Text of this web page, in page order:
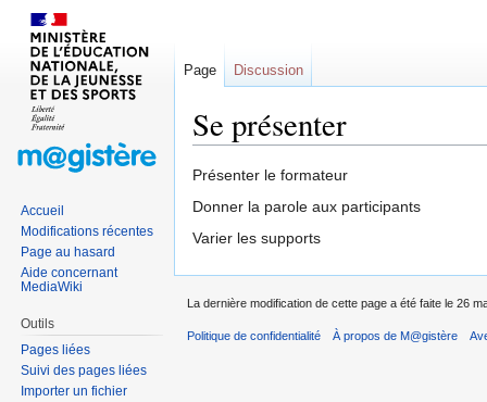
Se présenter
Sauter
à
navigation
Sauter
à
recherche
Présenter le formateur
Donner la parole aux participants
Varier les supports
Page Discussion
Accueil
Modifications récentes
Page au hasard
Aide concernant
MediaWiki
Outils
Pages liées
Suivi des pages liées
Importer un fichier
La dernière modification de cette page a été faite le 26
Politique de confidentialité À propos de M@gistère